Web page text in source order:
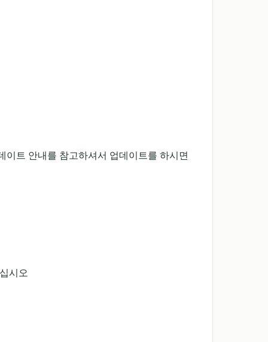
트 안내를 참고하셔서 업데이트를 하시면
시오